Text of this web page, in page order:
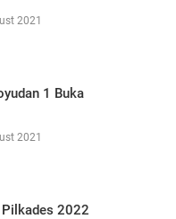
2021
1 Buka
2021
2022